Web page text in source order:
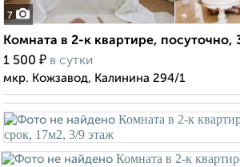
7
Комната в 2-к квартире, посуточно,
1 500 ₽ в сутки
мкр. Кожзавод, Калинина 294/1